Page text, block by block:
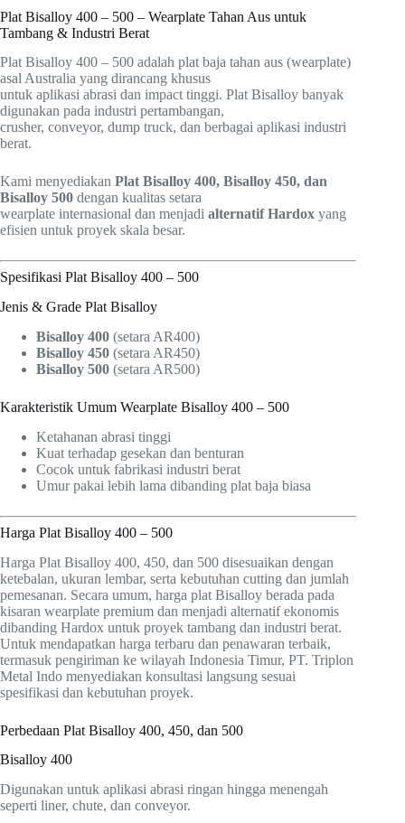
Plat Bisalloy 400 – 500 – Wearplate Tahan Aus untuk
Tambang & Industri Berat
Plat Bisalloy 400 – 500 adalah plat baja tahan aus (wearplate)
asal Australia yang dirancang khusus
untuk aplikasi abrasi dan impact tinggi. Plat Bisalloy banyak
digunakan pada industri pertambangan,
crusher, conveyor, dump truck, dan berbagai aplikasi industri
berat.
Kami menyediakan Plat Bisalloy 400, Bisalloy 450, dan
Bisalloy 500 dengan kualitas setara
wearplate internasional dan menjadi alternatif Hardox yang
efisien untuk proyek skala besar.
Spesifikasi Plat Bisalloy 400 – 500
Jenis & Grade Plat Bisalloy
Bisalloy 400 (setara AR400)
Bisalloy 450 (setara AR450)
Bisalloy 500 (setara AR500)
Karakteristik Umum Wearplate Bisalloy 400 – 500
Ketahanan abrasi tinggi
Kuat terhadap gesekan dan benturan
Cocok untuk fabrikasi industri berat
Umur pakai lebih lama dibanding plat baja biasa
Harga Plat Bisalloy 400 – 500
Harga Plat Bisalloy 400, 450, dan 500 disesuaikan dengan
ketebalan, ukuran lembar, serta kebutuhan cutting dan jumlah
pemesanan. Secara umum, harga plat Bisalloy berada pada
kisaran wearplate premium dan menjadi alternatif ekonomis
dibanding Hardox untuk proyek tambang dan industri berat.
Untuk mendapatkan harga terbaru dan penawaran terbaik,
termasuk pengiriman ke wilayah Indonesia Timur, PT. Triplon
Metal Indo menyediakan konsultasi langsung sesuai
spesifikasi dan kebutuhan proyek.
Perbedaan Plat Bisalloy 400, 450, dan 500
Bisalloy 400
Digunakan untuk aplikasi abrasi ringan hingga menengah
seperti liner, chute, dan conveyor.